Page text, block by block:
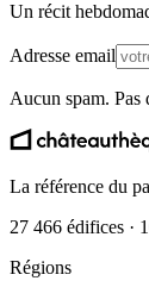
Un récit
Adresse email
Aucun spam. Pas
La référence du
27 466 édifices ·
Régions